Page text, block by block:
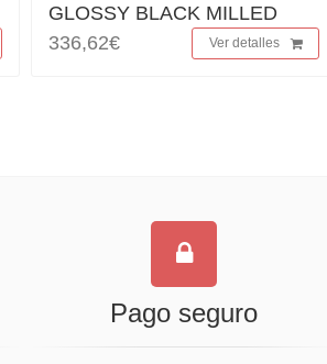
GLOSSY BLACK MILLED
336,62€
Ver detalles
Pago seguro